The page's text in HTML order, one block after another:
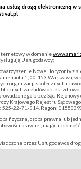
usług drogą elektroniczną w
w domenie
Usługodawcy;
Nowe Horyzonty z
1, 00-153 Warszawa,
organizacji społecznych i
zakładów opieki
przez Sąd Rejonowy
Krajowego Rejestru
525-22-71-014, Regon:
fizyczna, osoba prawna lub
prawnej, mająca
przez Usługodawcę